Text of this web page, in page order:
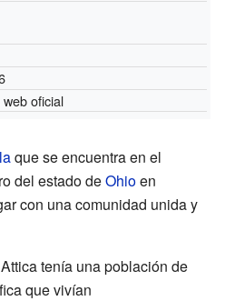
oficial
que se encuentra en el
del estado deOhioen
con una comunidad unida y
tenía una población de
que vivían